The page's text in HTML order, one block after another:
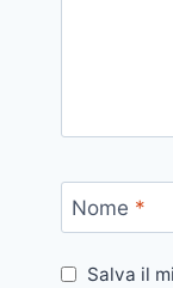
Nome *
Salva il